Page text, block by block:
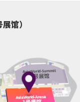
众，观众可选择
票⽅案，有关退票
前公布。
「自拍杆」。
际博览馆。
馆）